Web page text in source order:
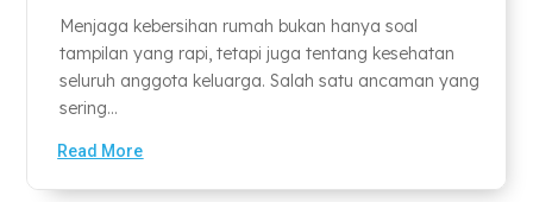
Menjaga kebersihan rumah bukan hanya soal
tampilan yang rapi, tetapi juga tentang kesehatan
seluruh anggota keluarga. Salah satu ancaman yang
sering...
Read More